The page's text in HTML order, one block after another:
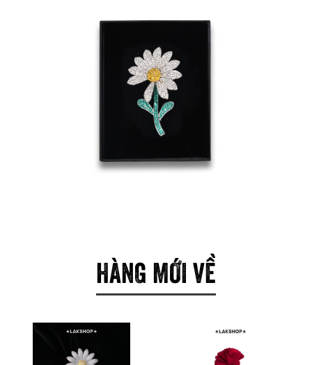
HÀNG MỚI VỀ